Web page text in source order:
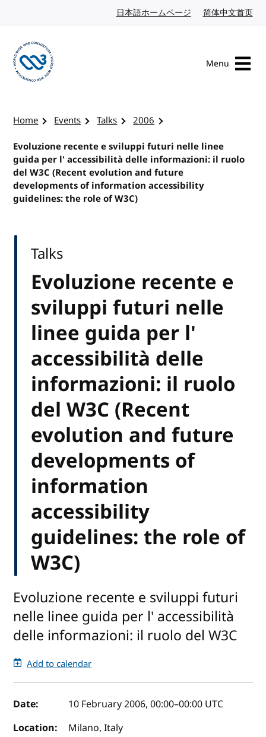
日本語ホームページ Japanese website
简体中文首页
Menu
Home Events Talks
2006
Evoluzione recente e sviluppi futuri nelle linee
guida per l' accessibilità delle informazioni: il ruolo
del W3C (Recent evolution and future
developments of information accessibility
guidelines: the role of W3C)
Evoluzione recente e
sviluppi futuri nelle
linee guida per l'
accessibilità delle
informazioni: il ruolo
del W3C (Recent
evolution and future
developments of
information
accessibility
guidelines: the role of
W3C)
Talks
Evoluzione recente e sviluppi futuri
nelle linee guida per l' accessibilità
delle informazioni: il ruolo del W3C
Add to calendar
Event details
Date: 10 February 2006, 00:00–00:00 UTC
Location:
Milano, Italy